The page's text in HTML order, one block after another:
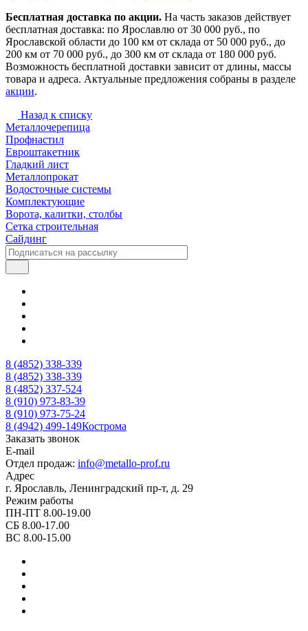
Бесплатная доставка по акции. На часть заказов действует
бесплатная доставка: по Ярославлю от 30 000 руб., по
Ярославской области до 100 км от склада от 50 000 руб., до
200 км от 70 000 руб., до 300 км от склада от 180 000 руб.
Возможность бесплатной доставки зависит от длины, массы
товара и адреса. Актуальные предложения собраны в разделе
акции.
Назад к списку
Металлочерепица
Профнастил
Евроштакетник
Гладкий лист
Металлопрокат
Водосточные системы
Комплектующие
Ворота, калитки, столбы
Сетка строительная
Сайдинг
8 (4852) 338-339
8 (4852) 338-339
8 (4852) 337-524
8 (910) 973-83-39
8 (910) 973-75-24
8 (4942) 499-149Кострома
Заказать звонок
E-mail
Отдел продаж: info@metallo-prof.ru
Адрес
г. Ярославль, Ленинградский пр-т, д. 29
Режим работы
ПН-ПТ 8.00-19.00
СБ 8.00-17.00
ВС 8.00-15.00